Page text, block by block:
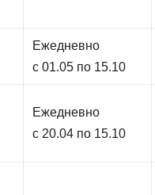
Ежедневно
с 01.05 по 15.10
Ежедневно
с 20.04 по 15.10